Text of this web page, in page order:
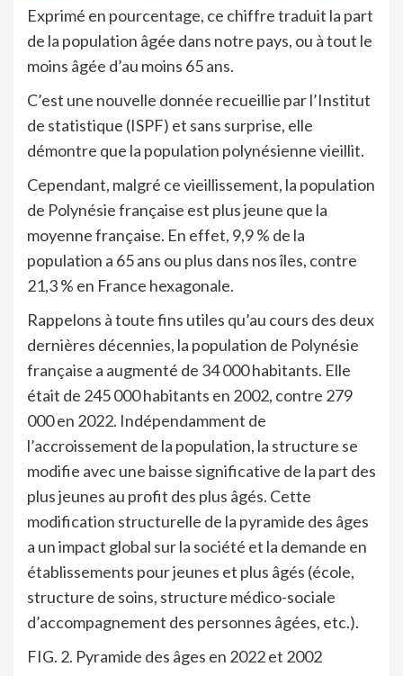
Exprimé en pourcentage, ce chiffre traduit la part
de la population âgée dans notre pays, ou à tout le
moins âgée d’au moins 65 ans.
C’est une nouvelle donnée recueillie par l’Institut
de statistique (ISPF) et sans surprise, elle
démontre que la population polynésienne vieillit.
Cependant, malgré ce vieillissement, la population
de Polynésie française est plus jeune que la
moyenne française. En effet, 9,9 % de la
population a 65 ans ou plus dans nos îles, contre
21,3 % en France hexagonale.
Rappelons à toute fins utiles qu’au cours des deux
dernières décennies, la population de Polynésie
française a augmenté de 34 000 habitants. Elle
était de 245 000 habitants en 2002, contre 279
000 en 2022. Indépendamment de
l’accroissement de la population, la structure se
modifie avec une baisse significative de la part des
plus jeunes au profit des plus âgés. Cette
modification structurelle de la pyramide des âges
a un impact global sur la société et la demande en
établissements pour jeunes et plus âgés (école,
structure de soins, structure médico-sociale
d’accompagnement des personnes âgées, etc.).
FIG. 2. Pyramide des âges en 2022 et 2002